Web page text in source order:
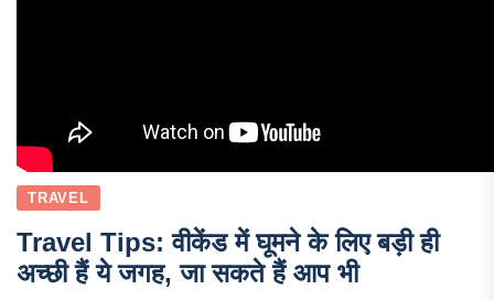
TRAVEL
Travel Tips: वीकेंड में घूमने के लिए बड़ी ही
अच्छी हैं ये जगह, जा सकते हैं आप भी